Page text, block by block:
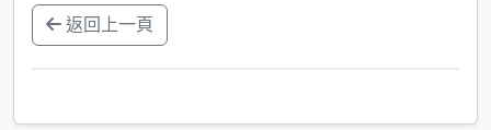
返回上一頁